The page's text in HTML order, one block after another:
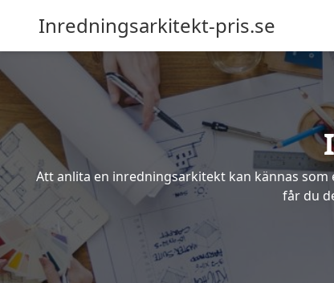
Inredningsarkitekt-pris.se
Att anlita en inredningsarkitekt kan kännas
får du